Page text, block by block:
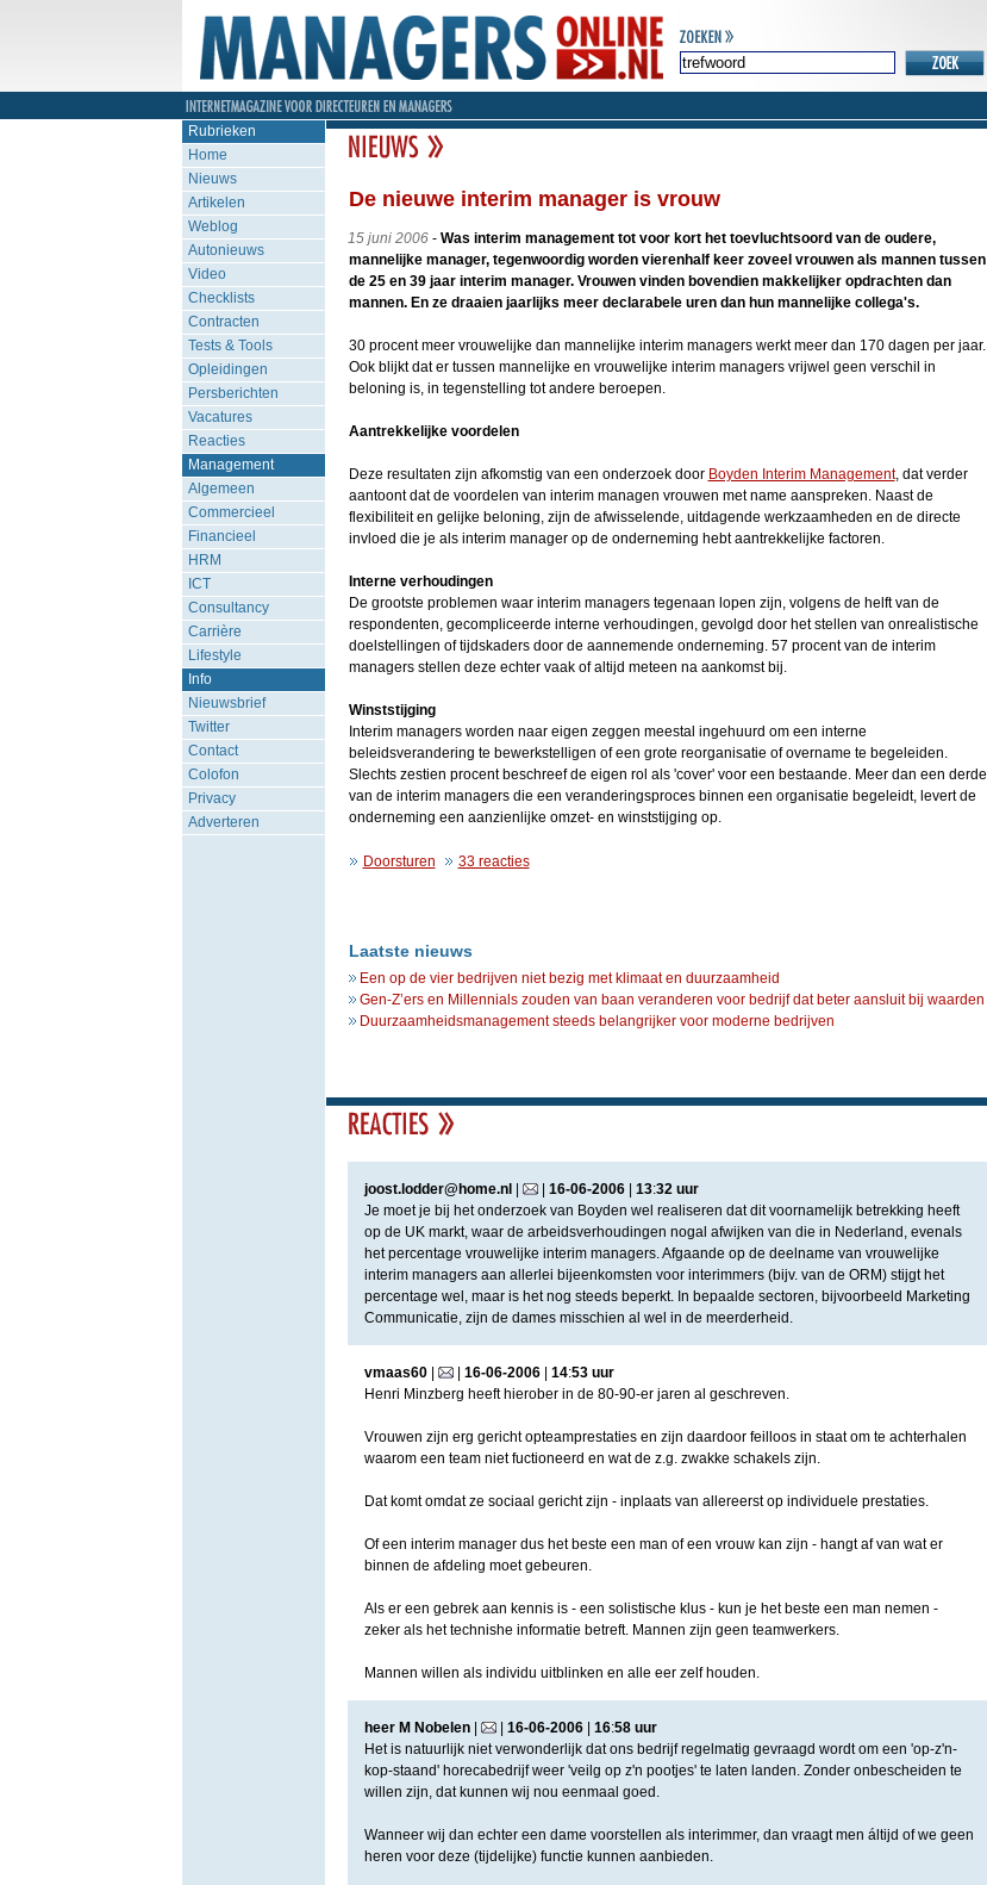
Rubrieken
Home
Nieuws
Artikelen
Weblog
Autonieuws
Video
Checklists
Contracten
Tests & Tools
Opleidingen
Persberichten
Vacatures
Reacties
Management
Algemeen
Commercieel
Financieel
HRM
ICT
Consultancy
Carrière
Lifestyle
Info
Nieuwsbrief
Twitter
Contact
Colofon
Privacy
Adverteren
De nieuwe interim manager is vrouw
15 juni 2006- Was interim management tot voor kort het toevluchtsoord van de oudere,
mannelijke manager, tegenwoordig worden vierenhalf keer zoveel vrouwen als mannen tussen
de 25 en 39 jaar interim manager. Vrouwen vinden bovendien makkelijker opdrachten dan
mannen. En ze draaien jaarlijks meer declarabele uren dan hun mannelijke collega's.
30 procent meer vrouwelijke dan mannelijke interim managers werkt meer dan 170 dagen per jaar.
Ook blijkt dat er tussen mannelijke en vrouwelijke interim managers vrijwel geen verschil in
beloning is, in tegenstelling tot andere beroepen.
Aantrekkelijke voordelen
Deze resultaten zijn afkomstig van een onderzoek door Boyden Interim Management, dat verder
aantoont dat de voordelen van interim managen vrouwen met name aanspreken. Naast de
flexibiliteit en gelijke beloning, zijn de afwisselende, uitdagende werkzaamheden en de directe
invloed die je als interim manager op de onderneming hebt aantrekkelijke factoren.
Interne verhoudingen
De grootste problemen waar interim managers tegenaan lopen zijn, volgens de helft van de
respondenten, gecompliceerde interne verhoudingen, gevolgd door het stellen van onrealistische
doelstellingen of tijdskaders door de aannemende onderneming. 57 procent van de interim
managers stellen deze echter vaak of altijd meteen na aankomst bij.
Winststijging
Interim managers worden naar eigen zeggen meestal ingehuurd om een interne
beleidsverandering te bewerkstelligen of een grote reorganisatie of overname te begeleiden.
Slechts zestien procent beschreef de eigen rol als 'cover' voor een bestaande. Meer dan een derde
van de interim managers die een veranderingsproces binnen een organisatie begeleidt, levert de
onderneming een aanzienlijke omzet- en winststijging op.
Doorsturen 33 reacties
Laatste nieuws
Een op de vier bedrijven niet bezig met klimaat en duurzaamheid
Gen-Z’ers en Millennials zouden van baan veranderen voor bedrijf dat beter aansluit bij waarden
Duurzaamheidsmanagement steeds belangrijker voor moderne bedrijven
joost.lodder@home.nl | 16-06-2006| 13:32 uur
Je moet je bij het onderzoek van Boyden wel realiseren dat dit voornamelijk betrekking heeft
op de UK markt, waar de arbeidsverhoudingen nogal afwijken van die in Nederland, evenals
het percentage vrouwelijke interim managers. Afgaande op de deelname van vrouwelijke
interim managers aan allerlei bijeenkomsten voor interimmers (bijv. van de ORM) stijgt het
percentage wel, maar is het nog steeds beperkt. In bepaalde sectoren, bijvoorbeeld Marketing
Communicatie, zijn de dames misschien al wel in de meerderheid.
vmaas60| | 16-06-2006| 14:53 uur
Henri Minzberg heeft hierober in de 80-90-er jaren al geschreven.
Vrouwen zijn erg gericht opteamprestaties en zijn daardoor feilloos in staat om te achterhalen
waarom een team niet fuctioneerd en wat de z.g. zwakke schakels zijn.
Dat komt omdat ze sociaal gericht zijn - inplaats van allereerst op individuele prestaties.
Of een interim manager dus het beste een man of een vrouw kan zijn - hangt af van wat er
binnen de afdeling moet gebeuren.
Als er een gebrek aan kennis is - een solistische klus - kun je het beste een man nemen -
zeker als het technishe informatie betreft. Mannen zijn geen teamwerkers.
Mannen willen als individu uitblinken en alle eer zelf houden.
heer M Nobelen| | 16-06-2006| 16:58 uur
Het is natuurlijk niet verwonderlijk dat ons bedrijf regelmatig gevraagd wordt om een 'op-z'n-
kop-staand' horecabedrijf weer 'veilg op z'n pootjes' te laten landen. Zonder onbescheiden te
willen zijn, dat kunnen wij nou eenmaal goed.
Wanneer wij dan echter een dame voorstellen als interimmer, dan vraagt men áltijd of we geen
heren voor deze (tijdelijke) functie kunnen aanbieden.